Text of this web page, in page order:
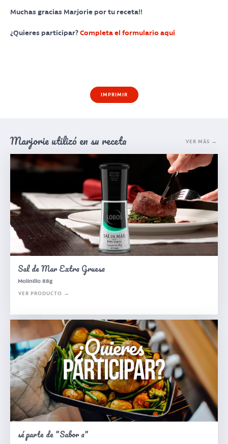
Muchas gracias Marjorie por tu receta!!
¿Quieres participar? Completa el formulario aquí
IMPRIMIR
Marjorie utilizó en su receta VER MÁS →
Sal de Mar Extra Gruesa
Molinillo 88g
VER PRODUCTO →
sé parte de "Sabor a"